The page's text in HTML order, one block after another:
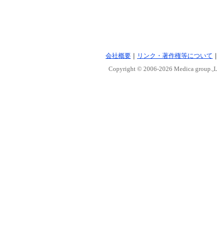
会社概要 ｜ リンク・著作権等について
Copyright © 2006-2026 Medica